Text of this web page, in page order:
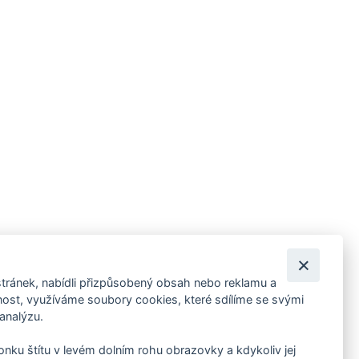
pozvánky na kulturní a sportovní akce?
nabídli přizpůsobený obsah nebo reklamu a
využíváme soubory cookies, které sdílíme se svými
štítu v levém dolním rohu obrazovky a kdykoliv jej